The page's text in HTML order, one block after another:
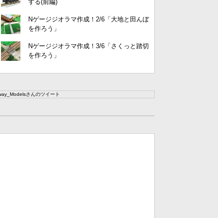
する(前編)
Nゲージジオラマ作成！2/6「大地と田んぼ
を作ろう」
Nゲージジオラマ作成！3/6「さくっと踏切
を作ろう」
さんのツイート